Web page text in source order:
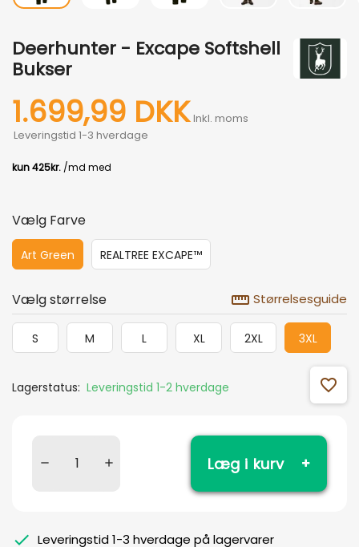
Deerhunter - Excape Softshell
Bukser
1.699,99 DKK Inkl. moms
Leveringstid 1-3 hverdage
Vælg Farve
Art Green REALTREE EXCAPE™
Vælg størrelse straighten Størrelsesguide
S M L XL 2XL 3XL
Lagerstatus: Leveringstid 1-2 hverdage favorite_outline
Læg i kurv
Leveringstid 1-3 hverdage på lagervarer